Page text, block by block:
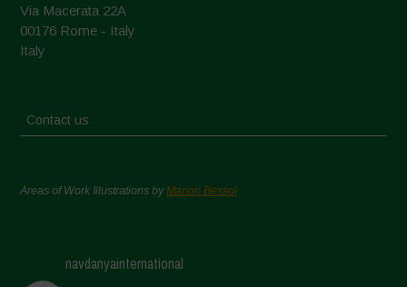
Via Macerata 22A
00176 Rome - Italy
Italy
Contact us
Areas of Work Illustrations byMarion Bessol
navdanyainternational